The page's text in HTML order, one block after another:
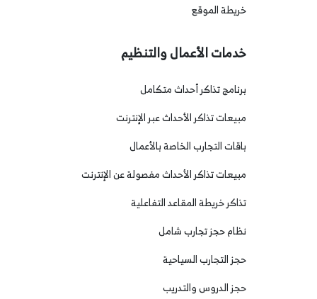
خريطة الموقع
خدمات الأعمال والتنظيم
برنامج تذاكر أحداث متكامل
مبيعات تذاكر الأحداث عبر الإنترنت
باقات التجارب الخاصة بالأعمال
مبيعات تذاكر الأحداث مفصولة عن الإنترنت
تذاكر خريطة المقاعد التفاعلية
نظام حجز تجارب شامل
حجز التجارب السياحية
حجز الدروس والتدريب